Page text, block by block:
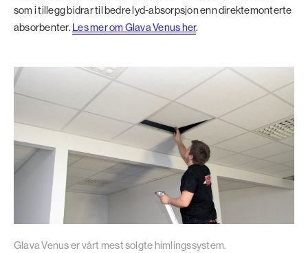
som i tillegg bidrar til bedre lyd-absorpsjon enn direktemonterte
absorbenter. Les mer om Glava Venus her.
Glava Venus er vårt mest solgte himlingssystem.